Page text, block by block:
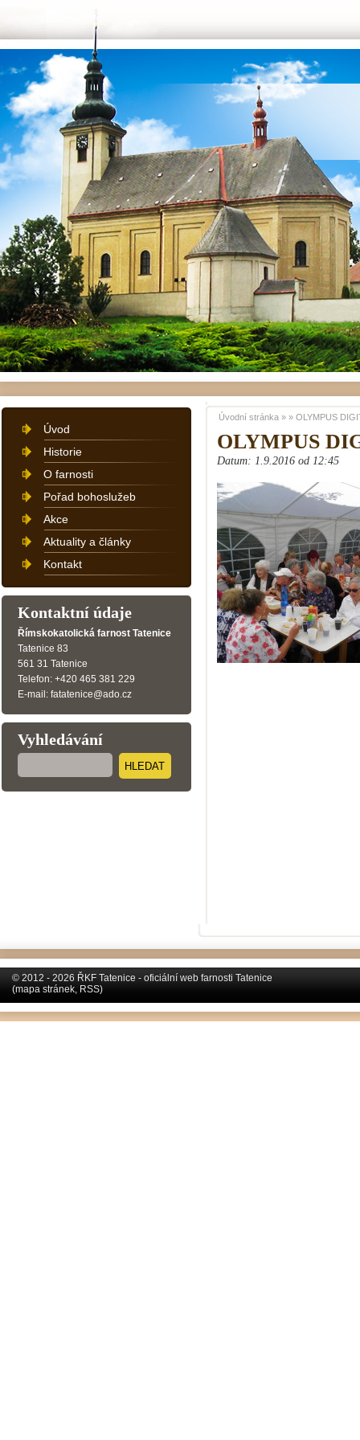
OLYMPUS
Datum: 1.9.2016 od 12:45
Úvodní stránka » » OLYMPUS
Úvod
Historie
O farnosti
Pořad bohoslužeb
Akce
Aktuality a články
Kontakt
Kontaktní údaje
Římskokatolická farnost Tatenice
Tatenice 83
561 31 Tatenice
Telefon: +420 465 381 229
E-mail: fatatenice@ado.cz
Vyhledávání
HLEDAT
© 2012 - 2026 ŘKF Tatenice - oficiální web farnosti Tatenice
(mapa stránek, RSS)